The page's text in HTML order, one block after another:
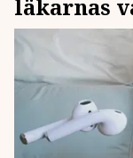
läkarnas